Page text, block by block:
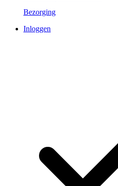
Bezorging
Inloggen